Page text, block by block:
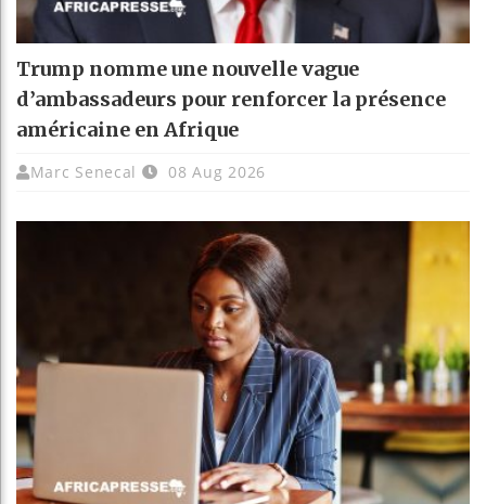
Trump nomme une nouvelle vague
d’ambassadeurs pour renforcer la présence
américaine en Afrique
Marc Senecal 08 Aug 2026